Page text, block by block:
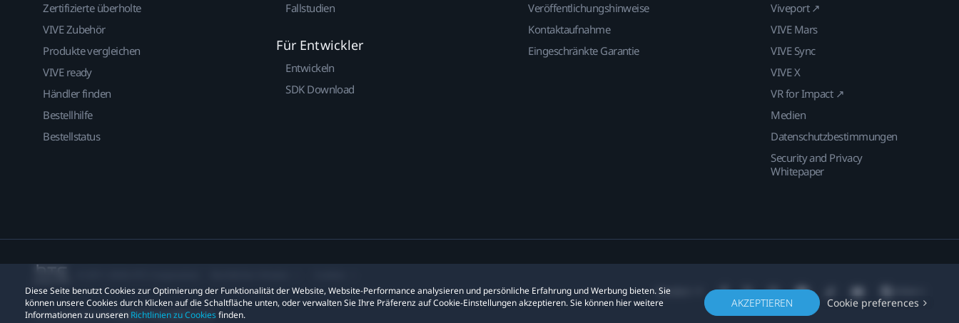
Diese Seite benutzt Cookies zur Optimierung der Funktionalität der Website, Website-Performance analysieren und persönliche Erfahrung und Werbung bieten. Sie
können unsere Cookies durch Klicken auf die Schaltfläche unten, oder verwalten Sie Ihre Präferenz auf Cookie-Einstellungen akzeptieren. Sie können hier weitere
Informationen zu unseren Richtlinien zu Cookiesfinden.
AKZEPTIEREN Cookie preferences
Zertifizierte überholte
VIVE Zubehör
Produkte vergleichen
VIVE ready
Händler finden
Bestellhilfe
Bestellstatus
Fallstudien
Für Entwickler
Entwickeln
SDK Download
Veröffentlichungshinweise
Kontaktaufnahme
Eingeschränkte Garantie
Viveport ↗
VIVE Mars
VIVE Sync
VIVE X
VR for Impact ↗
Medien
Datenschutzbestimmungen
Security and Privacy
Whitepaper
Standort
Datenschutzkontakt:Global-Privacy@htc.com